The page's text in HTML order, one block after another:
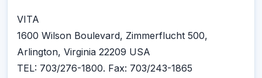
VITA
1600 Wilson Boulevard, Zimmerflucht 500,
Arlington, Virginia 22209 USA
TEL: 703/276-1800. Fax: 703/243-1865